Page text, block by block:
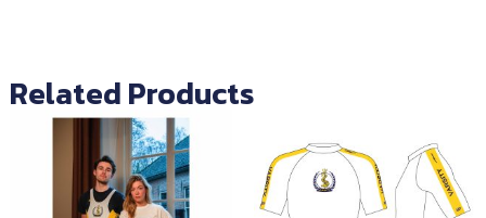
Related Products